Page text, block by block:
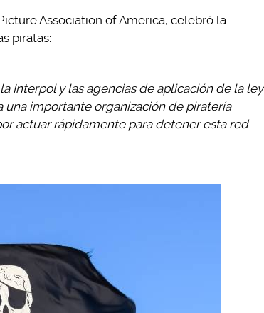
Association of America, celebró la
piratas:
Interpol y las agencias de aplicación de la ley
importante organización de piratería
actuar rápidamente para detener esta red